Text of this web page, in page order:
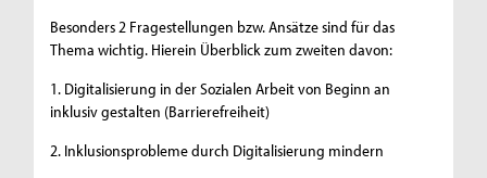
Besonders 2 Fragestellungen bzw. Ansätze sind für das
Thema wichtig. Hierein Überblick zum zweiten davon:
1. Digitalisierung in der Sozialen Arbeit von Beginn an
inklusiv gestalten (Barrierefreiheit)
2. Inklusionsprobleme durch Digitalisierung mindern